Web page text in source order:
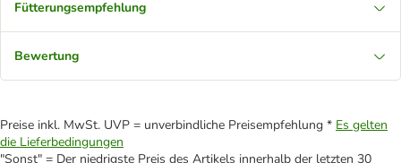
Fütterungsempfehlung
Bewertung
Preise inkl. MwSt. UVP = unverbindliche Preisempfehlung * Es gelten
die Lieferbedingungen
"Sonst" = Der niedrigste Preis des Artikels innerhalb der letzten 30